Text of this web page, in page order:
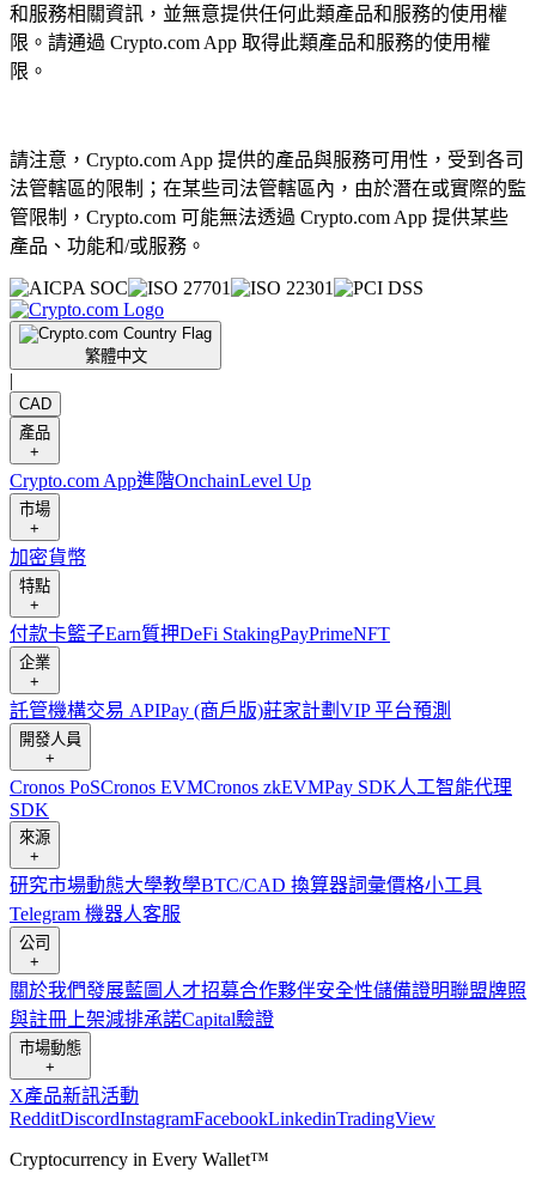
和服務相關資訊，並無意提供任何此類產品和服務的使用權
限。請通過 Crypto.com App 取得此類產品和服務的使用權
限。
請注意，Crypto.com App 提供的產品與服務可用性，受到各司
法管轄區的限制；在某些司法管轄區內，由於潛在或實際的監
管限制，Crypto.com 可能無法透過 Crypto.com App 提供某些
產品、功能和/或服務。
繁體中文
|
CAD
產品
+
Crypto.com App進階OnchainLevel Up
市場
+
加密貨幣
特點
+
付款卡籃子Earn質押DeFi StakingPayPrimeNFT
企業
+
託管機構交易 APIPay (商戶版)莊家計劃 VIP 平台預測
開發人員
+
Cronos PoSCronos EVMCronos zkEVMPay SDK人工智能代理
SDK
來源
+
研究市場動態大學教學BTC/CAD 換算器詞彙價格小工具
Telegram 機器人客服
公司
+
關於我們發展藍圖 人才招募合作夥伴安全性儲備證明聯盟牌照
與註冊 上架減排承諾Capital驗證
市場動態
+
X產品新訊活動
RedditDiscordInstagramFacebookLinkedinTradingView
Cryptocurrency in Every Wallet™